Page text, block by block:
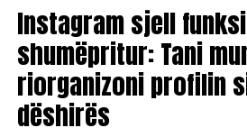
Instagram sjell
shumëpritur: Tani
riorganizoni profilin
dëshirës